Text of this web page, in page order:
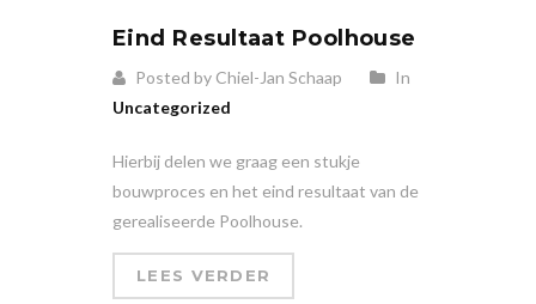
Eind Resultaat Poolhouse
Posted by Chiel-Jan Schaap
In
Uncategorized
Hierbij delen we graag een stukje
bouwproces en het eind resultaat van de
gerealiseerde Poolhouse.
LEES VERDER